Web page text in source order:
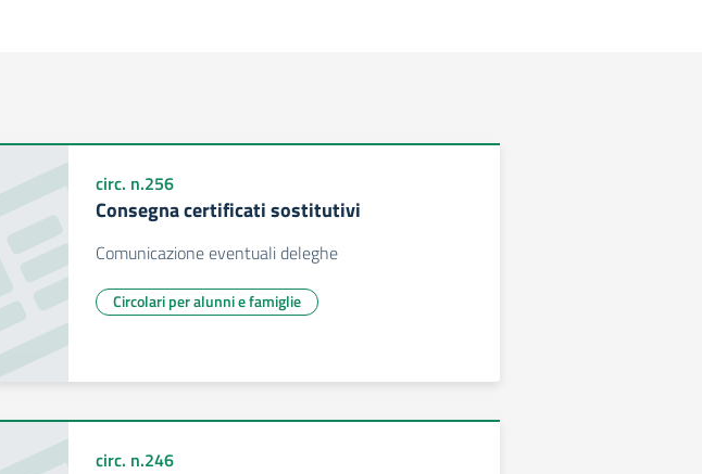
circ. n.256
Consegna certificati sostitutivi
Comunicazione eventuali deleghe
Circolari per alunni e famiglie
circ. n.246